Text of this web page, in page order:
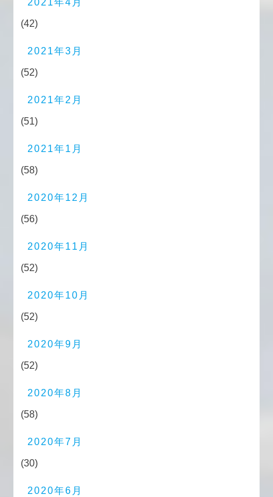
2021年4月
(42)
2021年3月
(52)
2021年2月
(51)
2021年1月
(58)
2020年12月
(56)
2020年11月
(52)
2020年10月
(52)
2020年9月
(52)
2020年8月
(58)
2020年7月
(30)
2020年6月